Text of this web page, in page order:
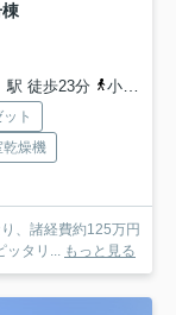
駅 徒歩23分 小田急小田原線「厚木」駅 徒歩23分
ト
乾燥機
、諸経費約125万円
ッタリ... もっと見る